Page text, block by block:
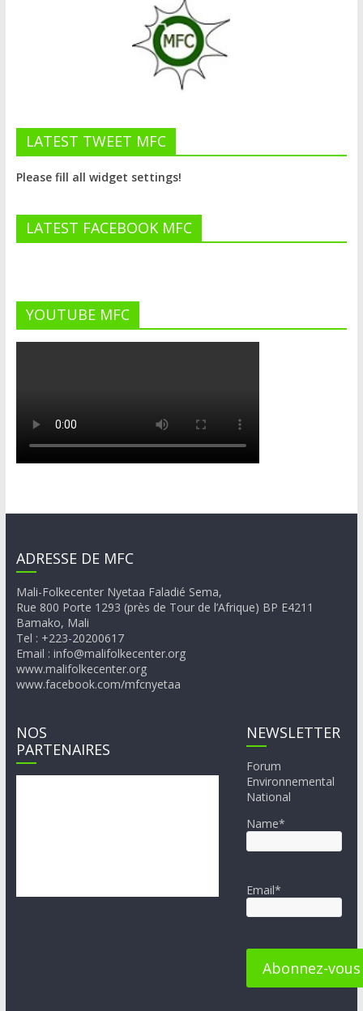
LATEST TWEET MFC
Please fill all widget settings!
LATEST FACEBOOK MFC
YOUTUBE MFC
ADRESSE DE MFC
Mali-Folkecenter Nyetaa Faladié Sema,
Rue 800 Porte 1293 (près de Tour de l’Afrique) BP E4211
Bamako, Mali
Tel : +223-20200617
Email : info@malifolkecenter.org
www.malifolkecenter.org
www.facebook.com/mfcnyetaa
NOS
PARTENAIRES
NEWSLETTER
Forum
Environnemental
National
Name*
Email*